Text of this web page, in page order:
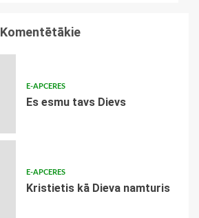
Komentētākie
E-APCERES
Es esmu tavs Dievs
E-APCERES
Kristietis kā Dieva namturis